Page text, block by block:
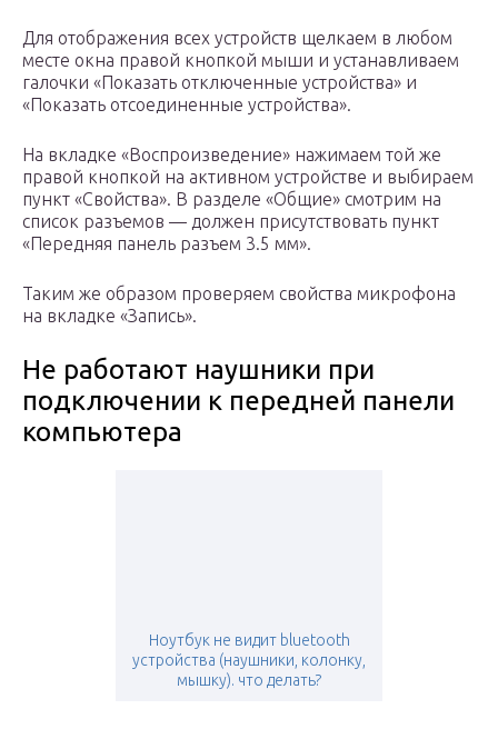
Для отображения всех устройств щелкаем в любом
месте окна правой кнопкой мыши и устанавливаем
галочки «Показать отключенные устройства» и
«Показать отсоединенные устройства».
На вкладке «Воспроизведение» нажимаем той же
правой кнопкой на активном устройстве и выбираем
пункт «Свойства». В разделе «Общие» смотрим на
список разъемов — должен присутствовать пункт
«Передняя панель разъем 3.5 мм».
Таким же образом проверяем свойства микрофона
на вкладке «Запись».
Не работают наушники при
подключении к передней панели
компьютера
Ноутбук не видит bluetooth
устройства (наушники, колонку,
мышку). что делать?